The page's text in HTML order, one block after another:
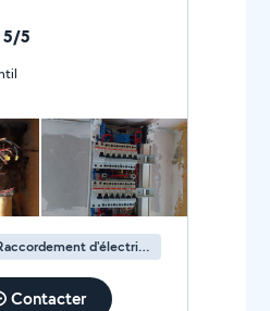
5/5
gentil
Raccordement d'électricité
Contacter